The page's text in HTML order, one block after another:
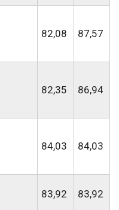
82,08 87,57
82,35 86,94
84,03 84,03
83,92 83,92